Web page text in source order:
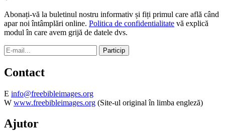
Abonați-vă la buletinul nostru informativ și fiți primul care află când
apar noi întâmplări online. Politica de confidentialitate vă explică
modul în care avem grijă de datele dvs.
Contact
E info@freebibleimages.org
W www.freebibleimages.org (Site-ul original în limba engleză)
Ajutor